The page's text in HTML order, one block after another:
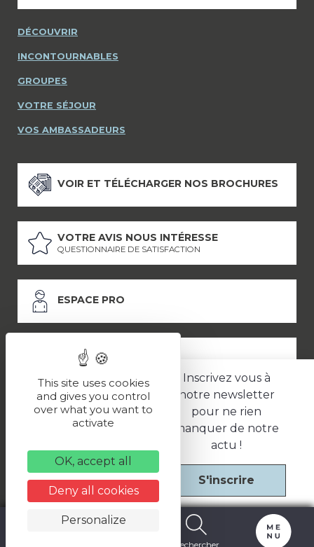
Rechercher
Inscrivez vous à
notre newsletter
pour ne rien
manquer de notre
actu !
S'inscrire
DÉCOUVRIR
INCONTOURNABLES
GROUPES
VOTRE SÉJOUR
VOS AMBASSADEURS
VOIR ET TÉLÉCHARGER NOS BROCHURES
VOTRE AVIS NOUS INTÉRESSE
QUESTIONNAIRE DE SATISFACTION
ESPACE PRO
ESPACE PRESSE
LES PARTENAIRES
Politique de confidentialité
Une réalisation
This site uses cookies
and gives you control
over what you want to
activate
OK, accept all
Deny all cookies
Personalize